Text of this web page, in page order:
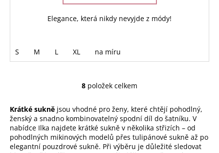
Elegance, která nikdy nevyjde z módy!
S M L XL na míru
O
l
á
d
a
8 položek celkem
Krátké sukně jsou vhodné pro ženy, které chtějí pohodlný,
ženský a snadno kombinovatelný spodní díl do šatníku. V
nabídce Ilka najdete krátké sukně v několika střizích – od
pohodlných mikinových modelů přes tulipánové sukně až po
elegantní pouzdrové sukně. Při výběru je důležité sledovat